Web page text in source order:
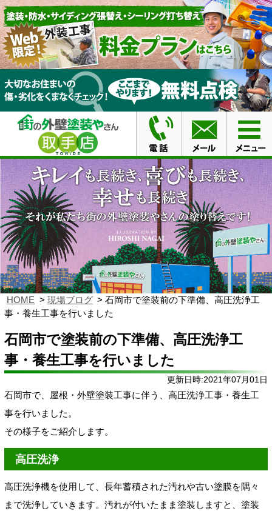
HOME 現場ブログ
石岡市で塗装前の下準備、高圧洗浄工
事・養生工事を行いました
石岡市で塗装前の下準備、高圧洗浄工
事・養生工事を行いました
更新日時:2021年07月01日
石岡市で、屋根・外壁塗装工事に伴う、高圧洗浄工事・養生工
事を行いました。
その様子をご紹介します。
高圧洗浄
高圧洗浄機を使用して、長年蓄積された汚れや古い塗膜を隅々
まで洗浄していきます。汚れが付いたまま塗装しますと、塗装